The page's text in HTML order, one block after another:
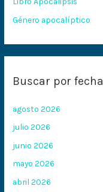
Género apocalíptico
Buscar por fecha
agosto 2026
julio 2026
junio 2026
mayo 2026
abril 2026